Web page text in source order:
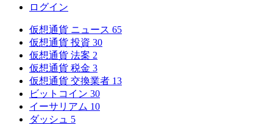
ログイン
仮想通貨 ニュース 65
仮想通貨 投資 30
仮想通貨 法案 2
仮想通貨 税金 3
仮想通貨 交換業者 13
ビットコイン 30
イーサリアム 10
ダッシュ 5